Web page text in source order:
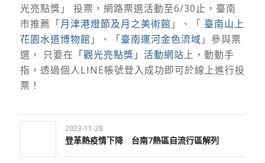
光亮點獎」 投票，網路票選活動至6/30止，臺南
市推薦「月津港燈節及月之美術館 」、「 臺南山上
花園水道博物館 」、「臺南運河金色流域 」參與票
選， 只要在 「觀光亮點獎」活動網站上，動動手
指，透過個人LINE帳號登入成功即可於線上進行投
票！
2023-11-28
登革熱疫情下降 台南7熱區自流行區解列